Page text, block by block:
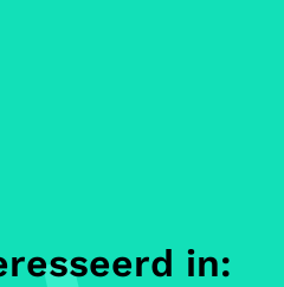
in: